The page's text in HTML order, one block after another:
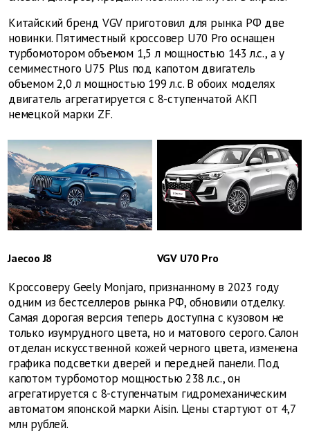
Китайский бренд VGV приготовил для рынка РФ две
новинки. Пятиместный кроссовер U70 Pro оснащен
турбомотором объемом 1,5 л мощностью 143 л.с., а у
семиместного U75 Plus под капотом двигатель
объемом 2,0 л мощностью 199 л.с. В обоих моделях
двигатель агрегатируется с 8-ступенчатой АКП
немецкой марки ZF.
Jaecoo J8 VGV U70 Pro
Кроссоверу Geely Monjaro, признанному в 2023 году
одним из бестселлеров рынка РФ, обновили отделку.
Самая дорогая версия теперь доступна с кузовом не
только изумрудного цвета, но и матового серого. Салон
отделан искусственной кожей черного цвета, изменена
графика подсветки дверей и передней панели. Под
капотом турбомотор мощностью 238 л.с., он
агрегатируется с 8-ступенчатым гидромеханическим
автоматом японской марки Aisin. Цены стартуют от 4,7
млн рублей.